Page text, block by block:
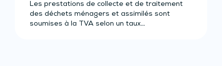
Les prestations de collecte et de traitement
des déchets ménagers et assimilés sont
soumises à la TVA selon un taux…